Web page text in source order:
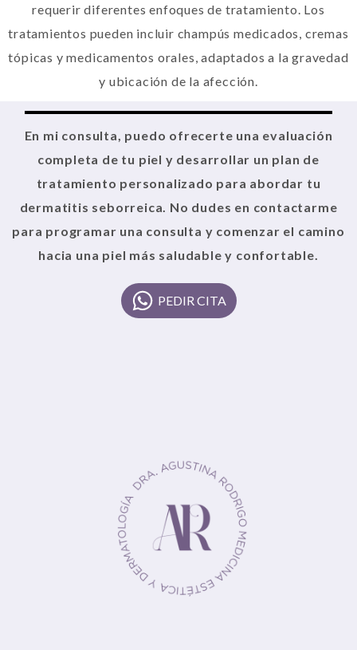
requerir diferentes enfoques de tratamiento. Los
tratamientos pueden incluir champús medicados, cremas
tópicas y medicamentos orales, adaptados a la gravedad
y ubicación de la afección.
En mi consulta, puedo ofrecerte una evaluación
completa de tu piel y desarrollar un plan de
tratamiento personalizado para abordar tu
dermatitis seborreica. No dudes en contactarme
para programar una consulta y comenzar el camino
hacia una piel más saludable y confortable.
PEDIR CITA